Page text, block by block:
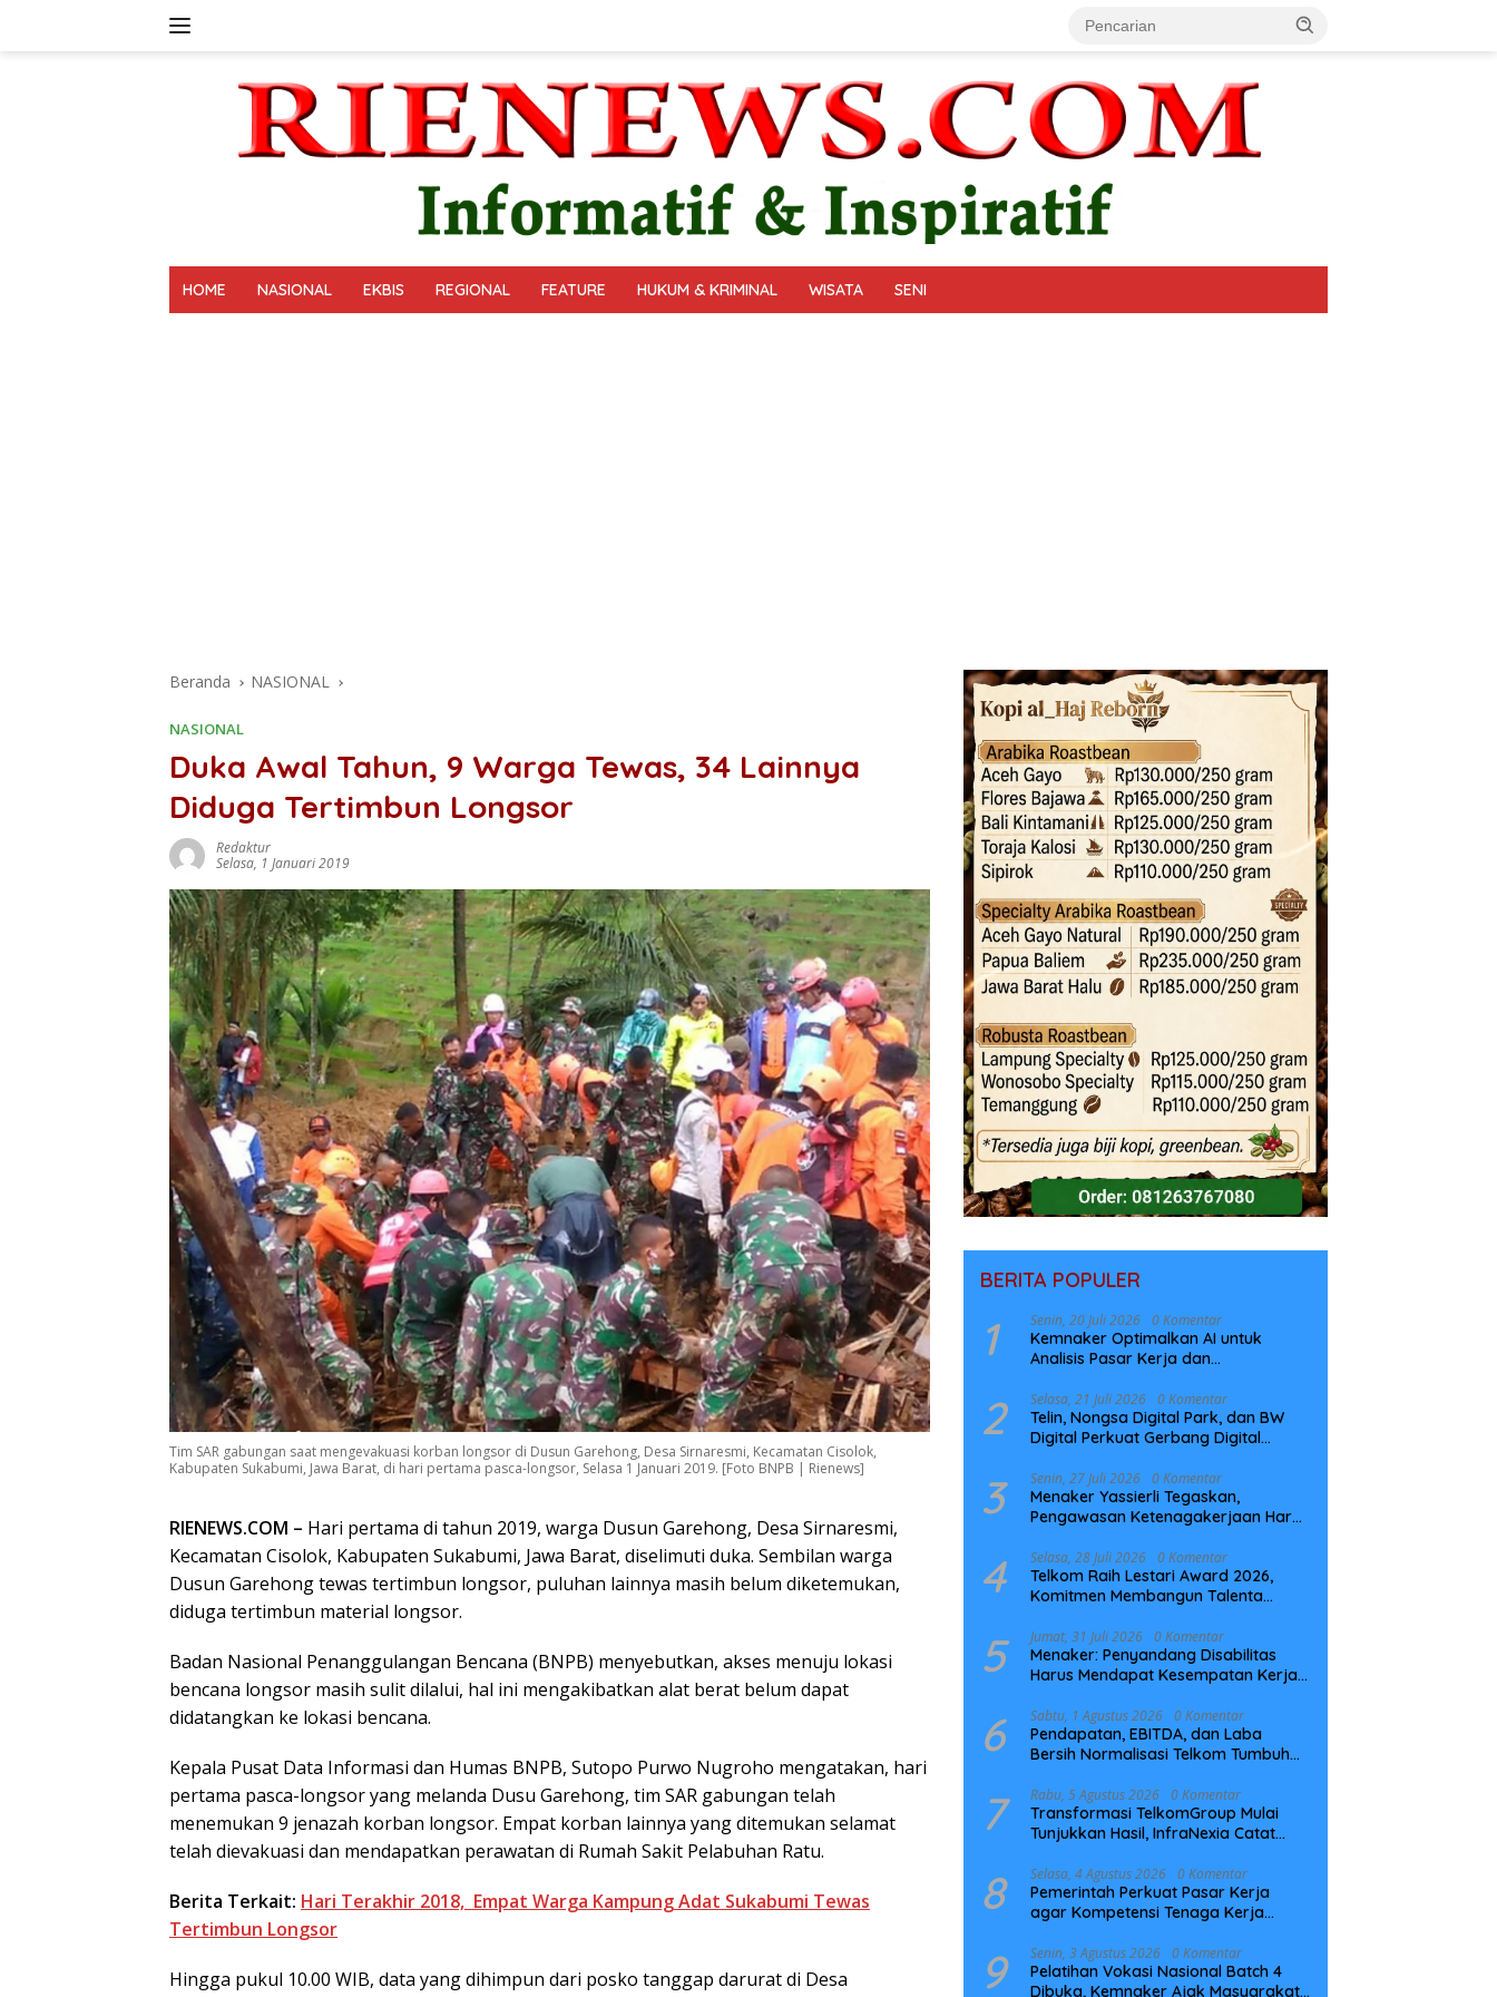
HOME NASIONAL EKBIS REGIONAL FEATURE HUKUM & KRIMINAL WISATA SENI
Beranda NASIONAL
NASIONAL
Duka Awal Tahun, 9 Warga Tewas, 34 Lainnya
Diduga Tertimbun Longsor
Redaktur
Selasa, 1 Januari 2019
Tim SAR gabungan saat mengevakuasi korban longsor di Dusun Garehong, Desa Sirnaresmi, Kecamatan Cisolok,
Kabupaten Sukabumi, Jawa Barat, di hari pertama pasca-longsor, Selasa 1 Januari 2019. [Foto BNPB | Rienews]
RIENEWS.COM – Hari pertama di tahun 2019, warga Dusun Garehong, Desa Sirnaresmi,
Kecamatan Cisolok, Kabupaten Sukabumi, Jawa Barat, diselimuti duka. Sembilan warga
Dusun Garehong tewas tertimbun longsor, puluhan lainnya masih belum diketemukan,
diduga tertimbun material longsor.
Badan Nasional Penanggulangan Bencana (BNPB) menyebutkan, akses menuju lokasi
bencana longsor masih sulit dilalui, hal ini mengakibatkan alat berat belum dapat
didatangkan ke lokasi bencana.
Kepala Pusat Data Informasi dan Humas BNPB, Sutopo Purwo Nugroho mengatakan, hari
pertama pasca-longsor yang melanda Dusu Garehong, tim SAR gabungan telah
menemukan 9 jenazah korban longsor. Empat korban lainnya yang ditemukan selamat
telah dievakuasi dan mendapatkan perawatan di Rumah Sakit Pelabuhan Ratu.
Berita Terkait: Hari Terakhir 2018, Empat Warga Kampung Adat Sukabumi Tewas
Tertimbun Longsor
Hingga pukul 10.00 WIB, data yang dihimpun dari posko tanggap darurat di Desa
BERITA POPULER
1 Senin, 20 Juli 2026 0 Komentar
Kemnaker Optimalkan AI untuk
Analisis Pasar Kerja dan
2 Selasa, 21 Juli 2026 0 Komentar
Telin, Nongsa Digital Park, dan BW
Digital Perkuat Gerbang Digital
NCC
3 Senin, 27 Juli 2026 0 Komentar
Menaker Yassierli Tegaskan,
Pengawasan Ketenagakerjaan Harus
4 Selasa, 28 Juli 2026 0 Komentar
Telkom Raih Lestari Award 2026,
Komitmen Membangun Talenta
5 Jumat, 31 Juli 2026 0 Komentar
Menaker: Penyandang Disabilitas
Harus Mendapat Kesempatan Kerja
6 Sabtu, 1 Agustus 2026 0 Komentar
Pendapatan, EBITDA, dan Laba
Bersih Normalisasi Telkom Tumbuh
7 Rabu, 5 Agustus 2026 0 Komentar
Transformasi TelkomGroup Mulai
Tunjukkan Hasil, InfraNexia Catat
Digital Nasional
8 Selasa, 4 Agustus 2026 0 Komentar
Pemerintah Perkuat Pasar Kerja
agar Kompetensi Tenaga Kerja
9 Senin, 3 Agustus 2026 0 Komentar
Pelatihan Vokasi Nasional Batch 4
Dibuka, Kemnaker Ajak Masyarakat